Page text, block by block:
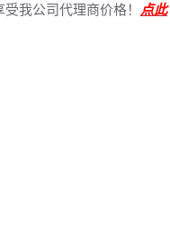
我公司代理商价格！ 点此